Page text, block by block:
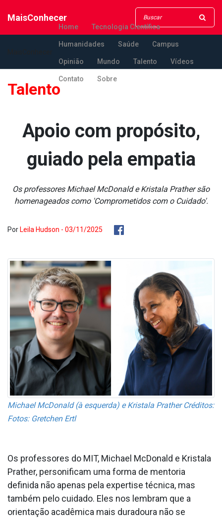
MaisConhecer
Home Tecnologia Científica
Humanidades Saúde Campus
Opinião Mundo Talento Vídeos
Contato Sobre
Talento
Apoio com propósito,
guiado pela empatia
Os professores Michael McDonald e Kristala Prather são
homenageados como 'Comprometidos com o Cuidado'.
Por Leila Hudson - 03/11/2025
Michael McDonald (à esquerda) e Kristala Prather Créditos:
Fotos: Gretchen Ertl
Os professores do MIT, Michael McDonald e Kristala
Prather, personificam uma forma de mentoria
definida não apenas pela expertise técnica, mas
também pelo cuidado. Eles nos lembram que a
orientação acadêmica mais duradoura não se